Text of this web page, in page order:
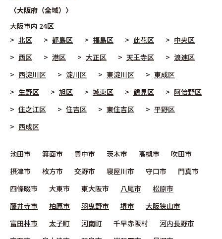
〈大阪府（全域）〉
大阪市内 24区
北区
都島区 福島区 此花区
中央区
西区
港区 大正区 天王寺区
浪速区
西淀川区
淀川区 東淀川区
東成区
生野区
旭区 城東区 鶴見区
阿倍野区
住之江区
住吉区 東住吉区
平野区
西成区
池田市 箕面市 豊中市 茨木市 高槻市
吹田市
摂津市
枚方市 交野市 寝屋川市 守口市
門真市
四條畷市
大東市 東大阪市 八尾市
松原市
藤井寺市
柏原市 羽曳野市 堺市
大阪狭山市
富田林市
太子町 河南町 千早赤阪村
河内長野市